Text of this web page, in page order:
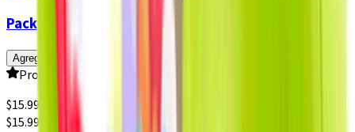
Pack de 3 Pelotas Ranuradas
Agregar
Producto sin calificar
$15.990
$15.990 x un